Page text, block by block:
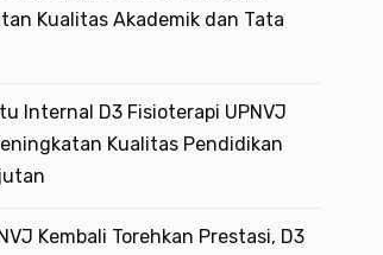
Kualitas Akademik dan Tata
Internal D3 Fisioterapi UPNVJ
Kualitas Pendidikan
Kembali Torehkan Prestasi, D3